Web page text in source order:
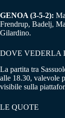
GENOA (3-5-2):
Frendrup, Badelj,
Gilardino.
DOVE VEDERLA
La partita tra
alle 18.30, valevole
visibile sulla
LE QUOTE